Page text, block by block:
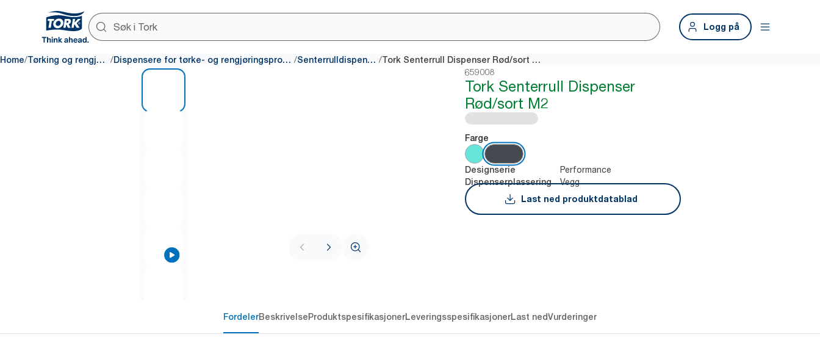
Logg på
Home/ Tørking og rengjøring / Dispensere for tørke- og rengjøringsprodukter / Senterrulldispensere / Tork Senterrull Dispenser Rød/sort M2
659008
Tork Senterrull Dispenser
Rød/sort M2
Farge
Designserie Performance
Dispenserplassering
Vegg
Last ned produktdatablad
FordelerBeskrivelseProduktspesifikasjonerLeveringsspesifikasjonerLast nedVurderinger